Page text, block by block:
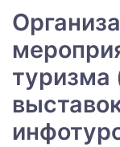
туризма